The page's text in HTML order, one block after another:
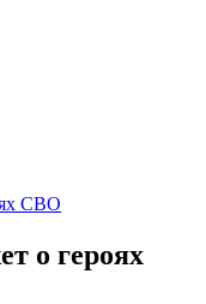
СВО
о героях